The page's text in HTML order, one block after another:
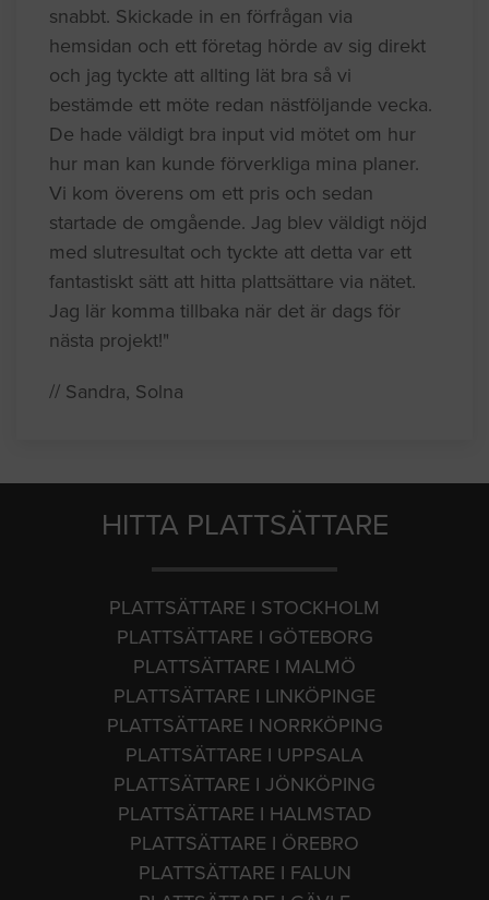
snabbt. Skickade in en förfrågan via
hemsidan och ett företag hörde av sig direkt
och jag tyckte att allting lät bra så vi
bestämde ett möte redan nästföljande vecka.
De hade väldigt bra input vid mötet om hur
hur man kan kunde förverkliga mina planer.
Vi kom överens om ett pris och sedan
startade de omgående. Jag blev väldigt nöjd
med slutresultat och tyckte att detta var ett
fantastiskt sätt att hitta plattsättare via nätet.
Jag lär komma tillbaka när det är dags för
nästa projekt!"
// Sandra, Solna
HITTA PLATTSÄTTARE
PLATTSÄTTARE I STOCKHOLM
PLATTSÄTTARE I GÖTEBORG
PLATTSÄTTARE I MALMÖ
PLATTSÄTTARE I LINKÖPINGE
PLATTSÄTTARE I NORRKÖPING
PLATTSÄTTARE I UPPSALA
PLATTSÄTTARE I JÖNKÖPING
PLATTSÄTTARE I HALMSTAD
PLATTSÄTTARE I ÖREBRO
PLATTSÄTTARE I FALUN